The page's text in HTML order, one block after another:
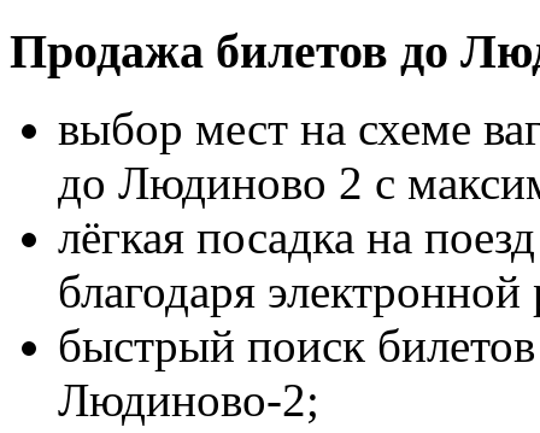
Продажа билетов до
выбор мест на схеме
до Людиново 2 с
лёгкая посадка на
благодаря
быстрый поиск
Людиново-2;